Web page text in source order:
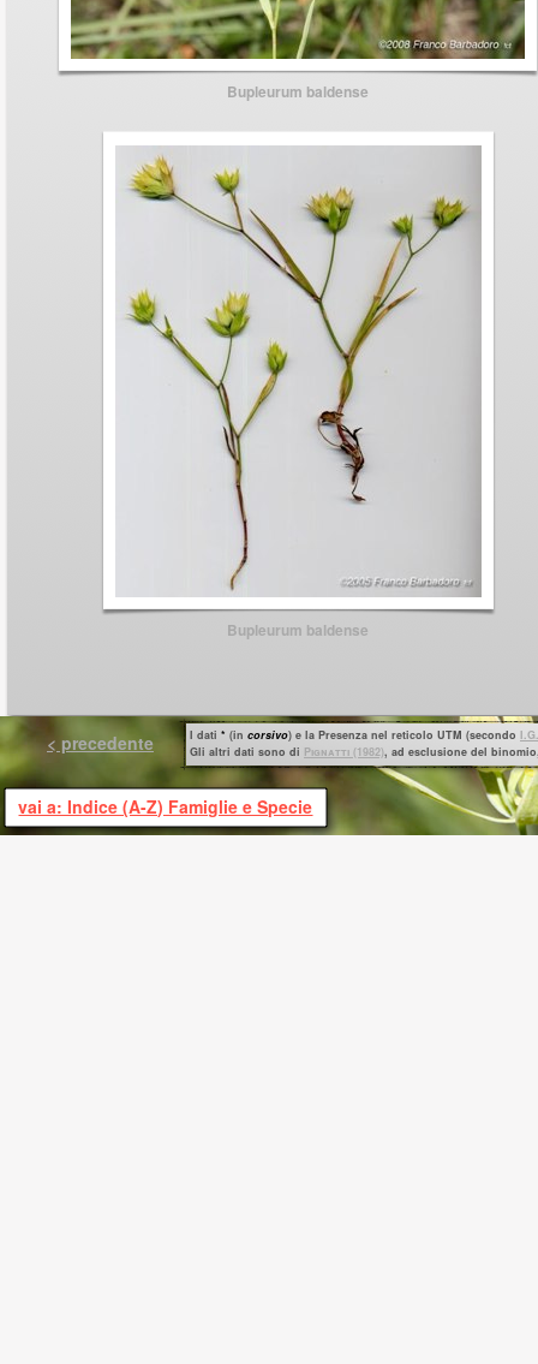
Bupleurum baldense
Bupleurum baldense
< precedente I dati * (in corsivo) e la Presenza nel reticolo UTM (secondo
Gli altri dati sono di Pignatti (1982), ad esclusione del
vai a: Indice (A-Z) Famiglie e Specie